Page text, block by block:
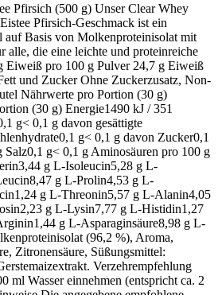
Pfirsich (500 g) Unser Clear Whey
Pfirsich-Geschmack ist ein
auf Basis von Molkenproteinisolat mit
alle, die eine leichte und proteinreiche
Eiweiß pro 100 g Pulver 24,7 g Eiweiß
und Zucker Ohne Zuckerzusatz, Non-
Nährwerte pro Portion (30 g)
(30 g) Energie1490 kJ / 351
g< 0,1 g davon gesättigte
g< 0,1 g davon Zucker0,1
g< 0,1 g Aminosäuren pro 100 g
g L-Isoleucin5,28 g L-
g L-Prolin4,53 g L-
g L-Threonin5,57 g L-Alanin4,05
g L-Lysin7,77 g L-Histidin1,27
g L-Asparaginsäure8,98 g L-
(96,2 %), Aroma,
Zitronensäure, Süßungsmittel:
Verzehrempfehlung
ml Wasser einnehmen (entspricht ca. 2